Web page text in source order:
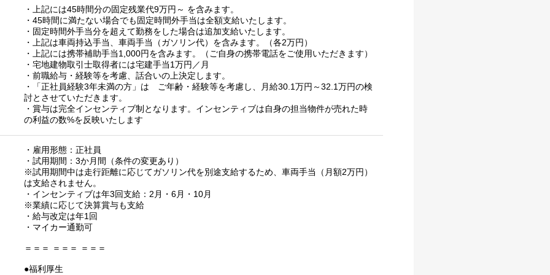
・上記には45時間分の固定残業代9万円～ を含みます。
・45時間に満たない場合でも固定時間外手当は全額支給いたします。
・固定時間外手当分を超えて勤務をした場合は追加支給いたします。
・上記は車両持込手当、車両手当（ガソリン代）を含みます。（各2万円）
・上記には携帯補助手当1,000円を含みます。（ご自身の携帯電話をご使用いただきます）
・宅地建物取引士取得者には宅建手当1万円／月
・前職給与・経験等を考慮、話合いの上決定します。
・「正社員経験3年未満の方」は ご年齢・経験等を考慮し、月給30.1万円～32.1万円の検
討とさせていただきます。
・賞与は完全インセンティブ制となります。インセンティブは自身の担当物件が売れた時
の利益の数%を反映いたします
・雇用形態：正社員
・試用期間：3か月間（条件の変更あり）
※試用期間中は走行距離に応じてガソリン代を別途支給するため、車両手当（月額2万円）
は支給されません。
・インセンティブは年3回支給：2月・6月・10月
※業績に応じて決算賞与も支給
・給与改定は年1回
・マイカー通勤可
＝＝＝ ＝＝＝ ＝＝＝
●福利厚生